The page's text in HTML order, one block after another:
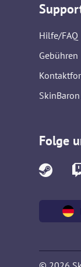
Hilfe/FAQ
Gebühren
SkinBaron
Folge